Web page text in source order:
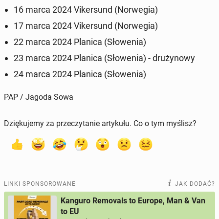
16 marca 2024 Vi­ker­sund (Nor­we­gia)
17 marca 2024 Vi­ker­sund (Nor­we­gia)
22 marca 2024 Planica (Sło­we­nia)
23 marca 2024 Planica (Sło­we­nia) - dru­ży­no­wy
24 marca 2024 Planica (Sło­we­nia)
PAP / Jagoda Sowa
Dziękujemy za przeczytanie artykułu. Co o tym myślisz?
LINKI SPONSOROWANE JAK DODAĆ?
Kanguro Removals to Europe, Man & Van
to EU